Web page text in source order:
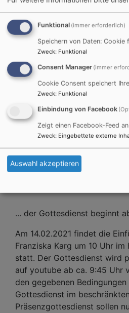
Gottesdienst
Einführung
Franziska
14.02.2021
[video:https://youtu.be/
align:left autoplay:0]
... der Gottesdienst beginnt
Am 14.02.2021 findet die
Franziska Karg um 10 Uhr
statt. Der Gottesdienst wird
auf youtube ab ca. 9:45 Uhr
den gegebenen
Gottesdienst im
Präsenzgottesdienst sollen
Funktional (immer erforderlich)
Speichern von Daten: Cookie
Zweck: Funktional
Consent Manager (immer
Cookie Consent speichert
Zweck: Funktional
Einbindung von Facebook
Zeigt einen Facebook-Feed
Zweck: Eingebettete externe
Auswahl akzeptieren